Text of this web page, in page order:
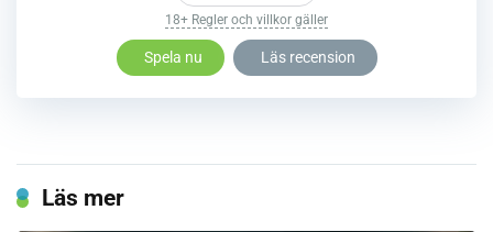
18+ Regler och villkor gäller
Spela nu Läs recension
Läs mer